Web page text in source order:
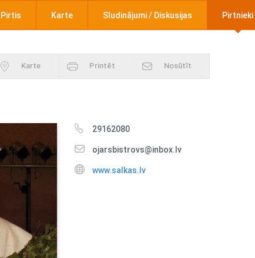
Pirtis Karte Sludinājumi / Diskusijas Pirtnieki
Karte Printēt Nosūtīt
29162080
ojarsbistrovs@inbox.lv
www.salkas.lv